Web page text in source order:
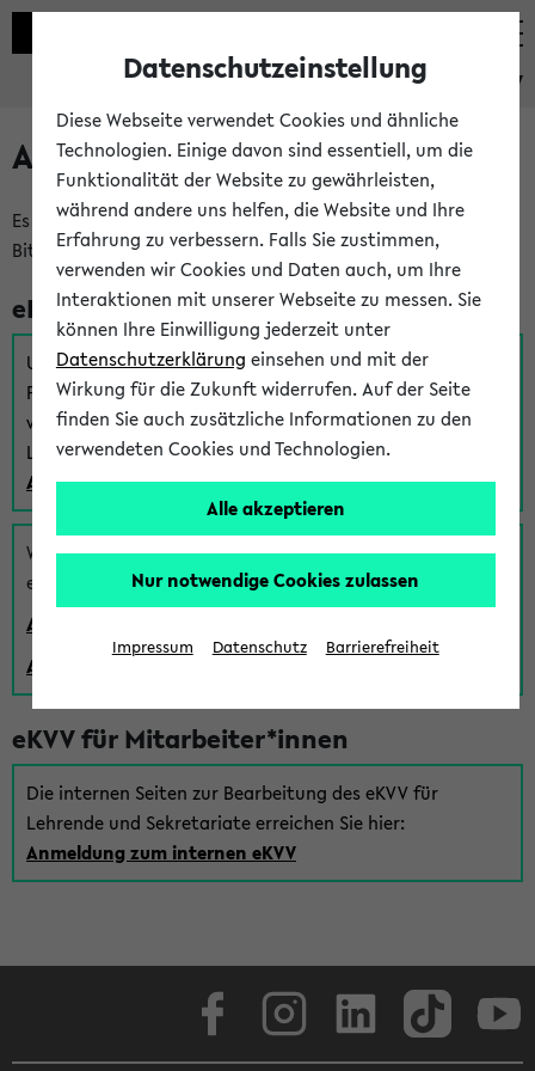
eKVV
Anmeldung am eKVV
Es gibt mehrere Möglichkeiten zur Anmeldung am eKVV.
Bitte wählen Sie die für Sie richtige aus:
eKVV für Studierende
Um sich einen Stundenplan zu erstellen und alle weiteren
Funktionen des eKVVs für Studierende zu nutzen,
verwenden Sie diesen Link zur Anmeldung über Ihr Uni
Login:
Anmeldung zum eKVV der Studierenden
Wenn Sie (noch) kein Uni Login haben, können Sie das
eKVV auch über einen Gastzugang verwenden:
Anmeldung über einen vorhandenen Gastzugang
Anlegen eines neuen Gastzugangs
eKVV für Mitarbeiter*innen
Die internen Seiten zur Bearbeitung des eKVV für
Lehrende und Sekretariate erreichen Sie hier:
Anmeldung zum internen eKVV
Datenschutzeinstellung
Diese Webseite verwendet Cookies und ähnliche
Technologien. Einige davon sind essentiell, um die
Funktionalität der Website zu gewährleisten,
während andere uns helfen, die Website und Ihre
Erfahrung zu verbessern. Falls Sie zustimmen,
verwenden wir Cookies und Daten auch, um Ihre
Interaktionen mit unserer Webseite zu messen. Sie
können Ihre Einwilligung jederzeit unter
Datenschutzerklärung einsehen und mit der
Wirkung für die Zukunft widerrufen. Auf der Seite
finden Sie auch zusätzliche Informationen zu den
verwendeten Cookies und Technologien.
Alle akzeptieren
Nur notwendige Cookies zulassen
Impressum Datenschutz Barrierefreiheit